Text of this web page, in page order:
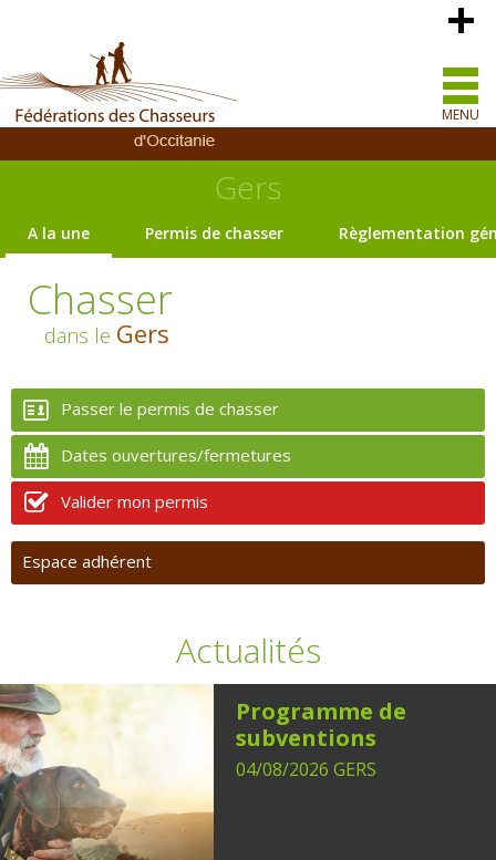
MENU
Gers
A la une Permis de chasser Règlementation
Chasser
dans le Gers
Passer le permis de chasser
Dates ouvertures/fermetures
Valider mon permis
Espace adhérent
Actualités
Programme de
subventions
04/08/2026 GERS